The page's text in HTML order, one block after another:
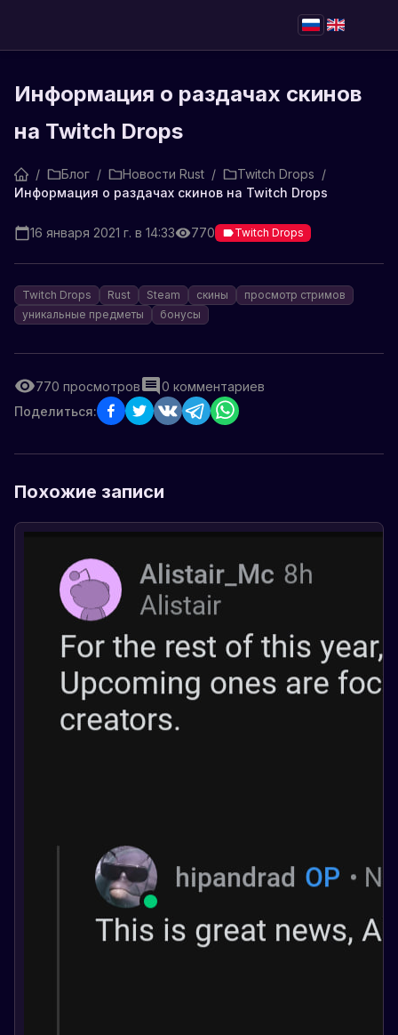
Информация о раздачах скинов
на Twitch Drops
/ Блог / Новости Rust / Twitch Drops /
Информация о раздачах скинов на Twitch Drops
16 января 2021 г. в 14:33 770 Twitch Drops
Twitch Drops Rust Steam скины
просмотр стримов
уникальные предметы
бонусы
770 просмотров 0 комментариев
Поделиться:
Похожие записи